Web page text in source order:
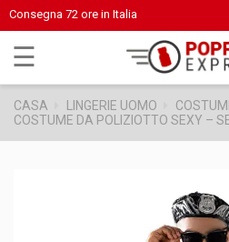
Consegna 72 ore in Italia
navigazione
Toggle
☰
CASA LINGERIE UOMO
COSTUME DA POLIZIOTTO SEXY –